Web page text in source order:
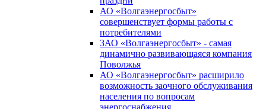
АО «Волгаэнергосбыт»
совершенствует формы работы с
потребителями
ЗАО «Волгаэнергосбыт» - самая
динамично развивающаяся компания
Поволжья
АО «Волгаэнергосбыт» расширило
возможность заочного обслуживания
населения по вопросам